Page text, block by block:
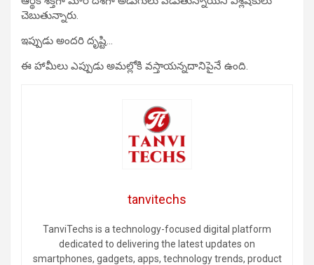
చెబుతున్నారు.
ఇప్పుడు అందరి దృష్టి…
ఈ హామీలు ఎప్పుడు అమల్లోకి వస్తాయన్నదానిపైనే ఉంది.
tanvitechs
TanviTechs is a technology-focused digital platform
dedicated to delivering the latest updates on
smartphones, gadgets, apps, technology trends, product